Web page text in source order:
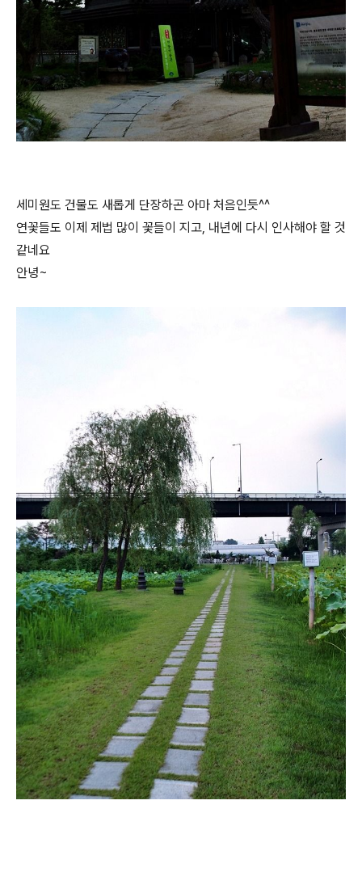
세미원도 건물도 새롭게 단장하곤 아마 처음인듯^^
연꽃들도 이제 제법 많이 꽃들이 지고, 내년에 다시 인사해야 할 것
같네요
안녕~